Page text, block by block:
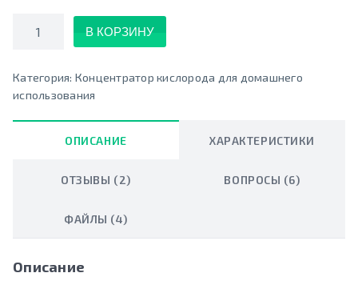
Количество
В КОРЗИНУ
Категория: Концентратор кислорода для домашнего
использования
ОПИСАНИЕ ХАРАКТЕРИСТИКИ
ОТЗЫВЫ (2) ВОПРОСЫ (6)
ФАЙЛЫ (4)
Описание